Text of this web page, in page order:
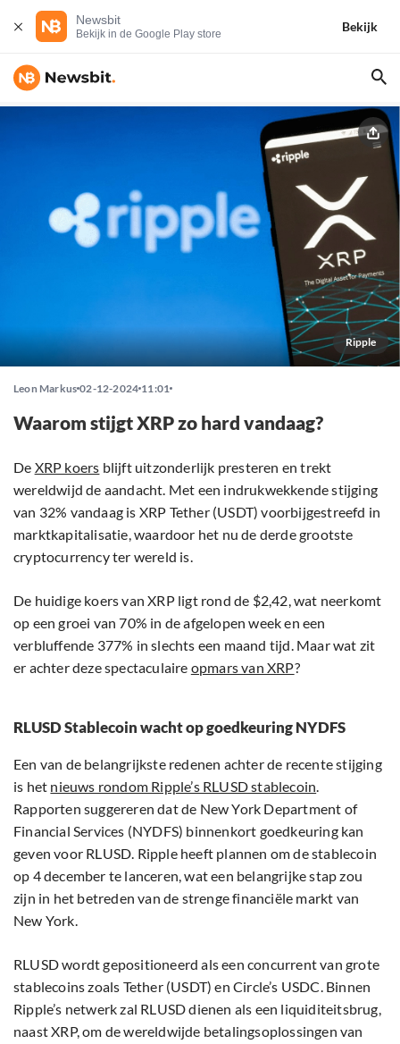
Newsbit
Bekijk in de Google Play store
Bekijk
Ripple
Leon Markus 02-12-2024 11:01
Waarom stijgt XRP zo hard vandaag?
De XRP koers blijft uitzonderlijk presteren en trekt
wereldwijd de aandacht. Met een indrukwekkende stijging
van 32% vandaag is XRP Tether (USDT) voorbijgestreefd in
marktkapitalisatie, waardoor het nu de derde grootste
cryptocurrency ter wereld is.
De huidige koers van XRP ligt rond de $2,42, wat neerkomt
op een groei van 70% in de afgelopen week en een
verbluffende 377% in slechts een maand tijd. Maar wat zit
er achter deze spectaculaire opmars van XRP?
RLUSD Stablecoin wacht op goedkeuring NYDFS
Een van de belangrijkste redenen achter de recente stijging
is het nieuws rondom Ripple’s RLUSD stablecoin.
Rapporten suggereren dat de New York Department of
Financial Services (NYDFS) binnenkort goedkeuring kan
geven voor RLUSD. Ripple heeft plannen om de stablecoin
op 4 december te lanceren, wat een belangrijke stap zou
zijn in het betreden van de strenge financiële markt van
New York.
RLUSD wordt gepositioneerd als een concurrent van grote
stablecoins zoals Tether (USDT) en Circle’s USDC. Binnen
Ripple’s netwerk zal RLUSD dienen als een liquiditeitsbrug,
naast XRP, om de wereldwijde betalingsoplossingen van